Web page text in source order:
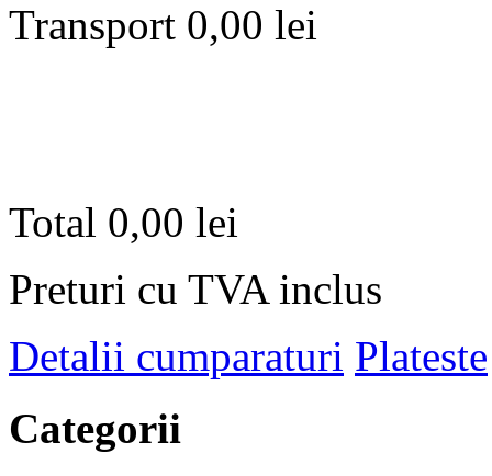
Transport 0,00 lei
Total 0,00 lei
Preturi cu TVA inclus
Detalii cumparaturi Plateste
Categorii